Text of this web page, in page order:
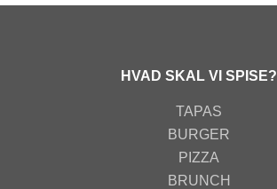
HVAD SKAL VI SPISE?
TAPAS
BURGER
PIZZA
BRUNCH